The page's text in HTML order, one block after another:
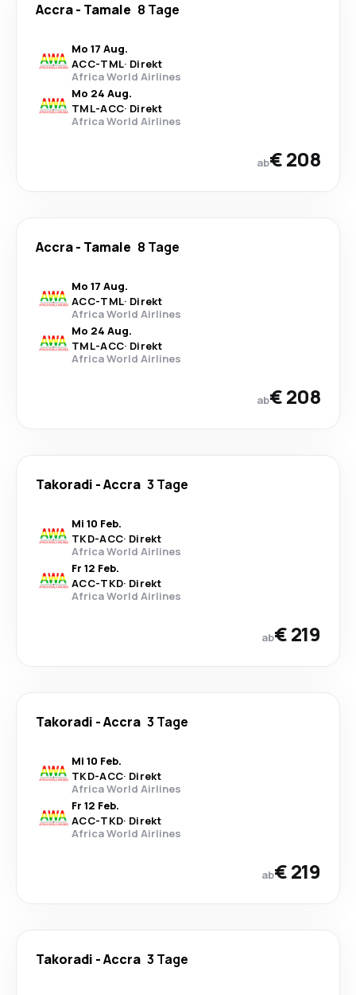
Accra- Tamale 8 Tage
Mo 17 Aug.
ACC-TML· Direkt
Africa World Airlines
Mo 24 Aug.
TML-ACC· Direkt
Africa World Airlines
ab€ 208
Accra- Tamale 8 Tage
Mo 17 Aug.
ACC-TML· Direkt
Africa World Airlines
Mo 24 Aug.
TML-ACC· Direkt
Africa World Airlines
ab€ 208
Takoradi -Accra 3 Tage
Mi 10 Feb.
TKD-ACC· Direkt
Africa World Airlines
Fr 12 Feb.
ACC-TKD· Direkt
Africa World Airlines
ab€ 219
Takoradi -Accra 3 Tage
Mi 10 Feb.
TKD-ACC· Direkt
Africa World Airlines
Fr 12 Feb.
ACC-TKD· Direkt
Africa World Airlines
ab€ 219
Takoradi -Accra 3 Tage